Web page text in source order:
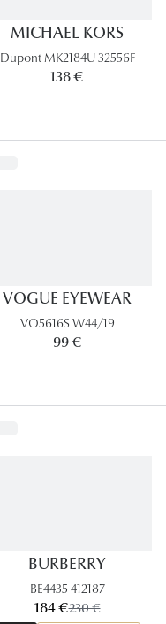
Voir tous
Tous nos
MICHAEL KORS
Dupont MK2184U 32556F
138 €
VOGUE EYEWEAR
VO5616S W44/19
99 €
BURBERRY
BE4435 412187
maintenant:
184 €ancien prix:
230 €